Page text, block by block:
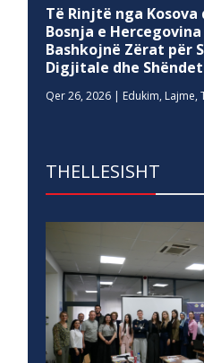
Të Rinjtë nga Kosova
Bosnja e Hercegovina
Bashkojnë Zërat për
Digjitale dhe
Qer 26, 2026 | Edukim, Lajme,
THELLESISHT